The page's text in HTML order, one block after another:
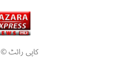
کاپی رائٹ © 2024